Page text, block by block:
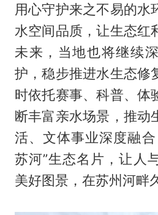
用心守护来之不易的水
水空间品质，让生态红
未来，当地也将继续
护，稳步推进水生态修
时依托赛事、科普、体
断丰富亲水场景，推动
活、文体事业深度融
苏河”生态名片，让人
美好图景，在苏州河畔